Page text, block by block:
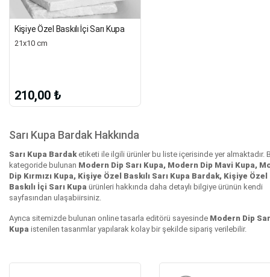
Kişiye Özel Baskılı İçi Sarı Kupa
21x10 cm
210,00 ₺
Sarı Kupa Bardak Hakkında
Sarı Kupa Bardaketiketi ile ilgili ürünler bu liste içerisinde yer almaktadır.
kategoride bulunan Modern Dip Sarı Kupa, Modern Dip Mavi Kupa,
Dip Kırmızı Kupa, Kişiye Özel Baskılı Sarı Kupa Bardak, Kişiye Özel
Baskılı İçi Sarı Kupa ürünleri hakkında daha detaylı bilgiye ürünün kendi
sayfasından ulaşabiirsiniz.
Ayrıca sitemizde bulunan online tasarla editörü sayesinde Modern Dip
Kupa istenilen tasarımlar yapılarak kolay bir şekilde sipariş verilebilir.